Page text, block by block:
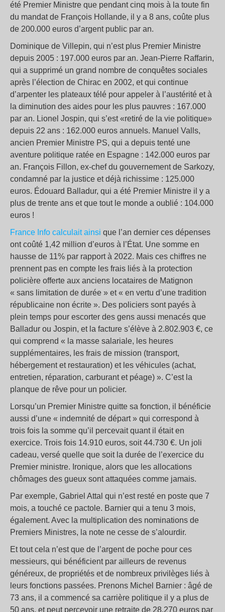
été Premier Ministre que pendant cinq mois à la toute fin
du mandat de François Hollande, il y a 8 ans, coûte plus
de 200.000 euros d’argent public par an.
Dominique de Villepin, qui n’est plus Premier Ministre
depuis 2005 : 197.000 euros par an. Jean-Pierre Raffarin,
qui a supprimé un grand nombre de conquêtes sociales
après l’élection de Chirac en 2002, et qui continue
d’arpenter les plateaux télé pour appeler à l’austérité et à
la diminution des aides pour les plus pauvres : 167.000
par an. Lionel Jospin, qui s’est «retiré de la vie politique»
depuis 22 ans : 162.000 euros annuels. Manuel Valls,
ancien Premier Ministre PS, qui a depuis tenté une
aventure politique ratée en Espagne : 142.000 euros par
an. François Fillon, ex-chef du gouvernement de Sarkozy,
condamné par la justice et déjà richissime : 125.000
euros. Édouard Balladur, qui a été Premier Ministre il y a
plus de trente ans et que tout le monde a oublié : 104.000
euros !
France Info calculait ainsi que l’an dernier ces dépenses
ont coûté 1,42 million d’euros à l’État. Une somme en
hausse de 11% par rapport à 2022. Mais ces chiffres ne
prennent pas en compte les frais liés à la protection
policière offerte aux anciens locataires de Matignon
« sans limitation de durée » et « en vertu d’une tradition
républicaine non écrite ». Des policiers sont payés à
plein temps pour escorter des gens aussi menacés que
Balladur ou Jospin, et la facture s’élève à 2.802.903 €, ce
qui comprend « la masse salariale, les heures
supplémentaires, les frais de mission (transport,
hébergement et restauration) et les véhicules (achat,
entretien, réparation, carburant et péage) ». C’est la
planque de rêve pour un policier.
Lorsqu’un Premier Ministre quitte sa fonction, il bénéficie
aussi d’une « indemnité de départ » qui correspond à
trois fois la somme qu’il percevait quant il était en
exercice. Trois fois 14.910 euros, soit 44.730 €. Un joli
cadeau, versé quelle que soit la durée de l’exercice du
Premier ministre. Ironique, alors que les allocations
chômages des gueux sont attaquées comme jamais.
Par exemple, Gabriel Attal qui n’est resté en poste que 7
mois, a touché ce pactole. Barnier qui a tenu 3 mois,
également. Avec la multiplication des nominations de
Premiers Ministres, la note ne cesse de s’alourdir.
Et tout cela n’est que de l’argent de poche pour ces
messieurs, qui bénéficient par ailleurs de revenus
généreux, de propriétés et de nombreux privilèges liés à
leurs fonctions passées. Prenons Michel Barnier : âgé de
73 ans, il a commencé sa carrière politique il y a plus de
50 ans, et peut percevoir une retraite de 28.270 euros par